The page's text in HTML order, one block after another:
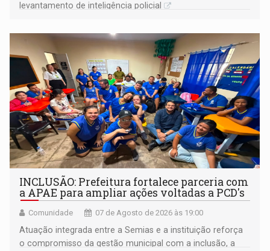
levantamento de inteligência policial
INCLUSÃO: Prefeitura fortalece parceria com
a APAE para ampliar ações voltadas a PCD's
Comunidade 07 de Agosto de 2026 às 19:00
Atuação integrada entre a Semias e a instituição reforça
o compromisso da gestão municipal com a inclusão, a